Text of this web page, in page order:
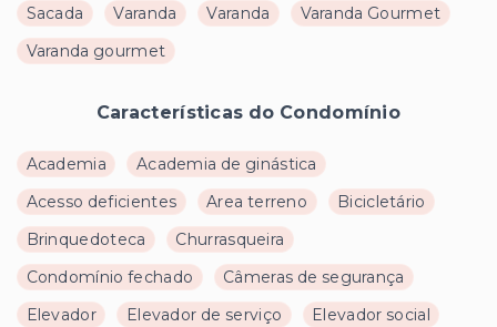
Sacada
Varanda Varanda
Varanda Gourmet
Varanda gourmet
Características do Condomínio
Academia
Academia de ginástica
Acesso deficientes
Area terreno
Bicicletário
Brinquedoteca
Churrasqueira
Condomínio fechado
Câmeras de segurança
Elevador
Elevador de serviço
Elevador social